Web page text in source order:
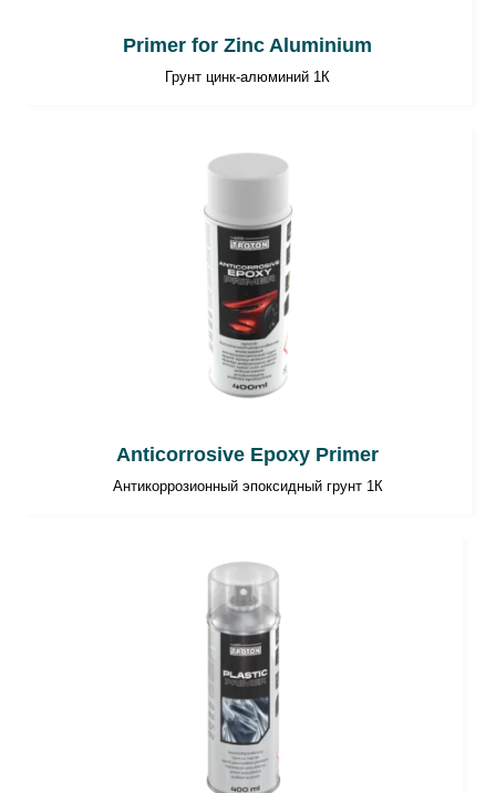
Primer for Zinc Aluminium
Грунт цинк-алюминий 1К
Anticorrosive Epoxy Primer
Антикоррозионный эпоксидный грунт 1К